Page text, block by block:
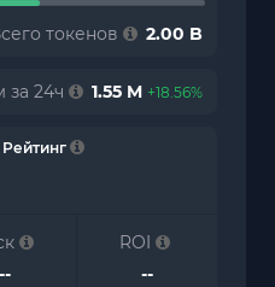
токенов 2.00 B
за 24ч 1.55 M +18.56%
--
ROI
--